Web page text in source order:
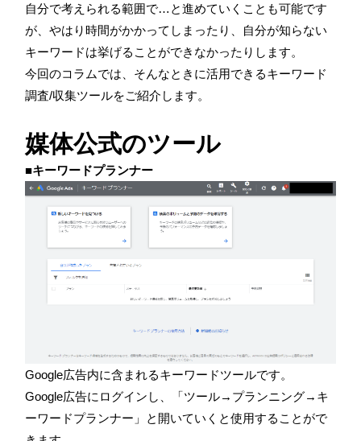
自分で考えられる範囲で…と進めていくことも可能です
が、やはり時間がかかってしまったり、自分が知らない
キーワードは挙げることができなかったりします。
今回のコラムでは、そんなときに活用できるキーワード
調査/収集ツールをご紹介します。
媒体公式のツール
■キーワードプランナー
Google広告内に含まれるキーワードツールです。
Google広告にログインし、「ツール→プランニング→キ
ーワードプランナー」と開いていくと使用することがで